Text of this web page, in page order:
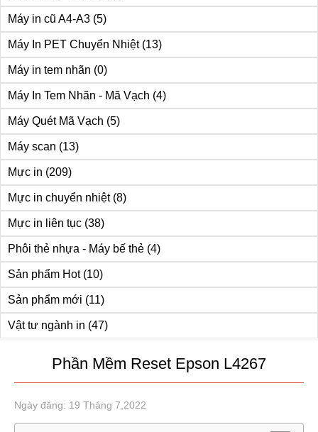
Phần Mềm Reset Epson L4267
Ngày đăng: 19 Tháng 7,2022
Máy in cũ A4-A3 (5)
Máy In PET Chuyển Nhiệt (13)
Máy in tem nhãn (0)
Máy In Tem Nhãn - Mã Vạch (4)
Máy Quét Mã Vạch (5)
Máy scan (13)
Mực in (209)
Mực in chuyển nhiệt (8)
Mực in liên tục (38)
Phôi thẻ nhựa - Máy bế thẻ (4)
Sản phẩm Hot (10)
Sản phẩm mới (11)
Vật tư ngành in (47)